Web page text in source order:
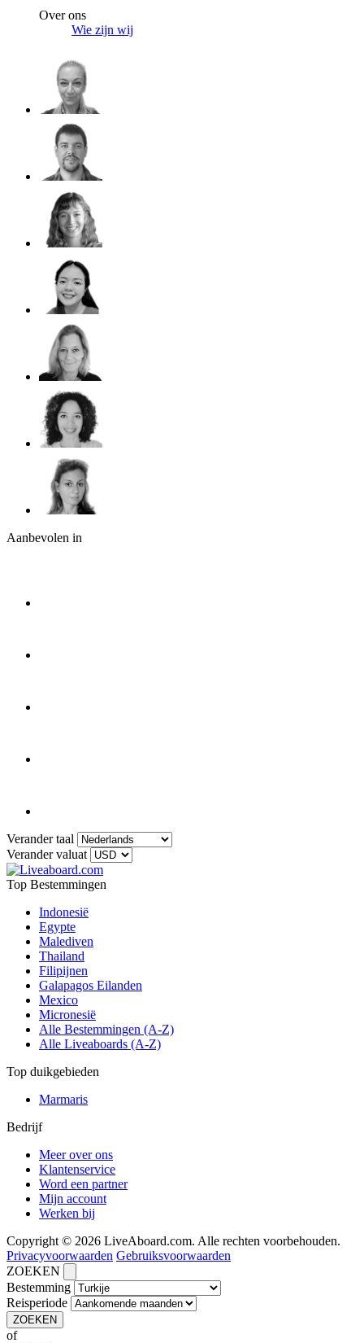
Over ons
Wie zijn wij
Aanbevolen in
Verander taal
Verander valuat
Top Bestemmingen
Indonesië
Egypte
Malediven
Thailand
Filipijnen
Galapagos Eilanden
Mexico
Micronesië
Alle Bestemmingen (A-Z)
Alle Liveaboards (A-Z)
Top duikgebieden
Marmaris
Bedrijf
Meer over ons
Klantenservice
Word een partner
Mijn account
Werken bij
Copyright © 2026 LiveAboard.com. Alle rechten voorbehouden.
Privacyvoorwaarden Gebruiksvoorwaarden
ZOEKEN
Bestemming
Reisperiode
ZOEKEN
of